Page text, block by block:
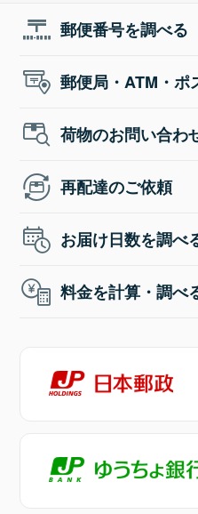
郵便番号を調べる
郵便局・ATM・ポ
荷物のお問い合わ
再配達のご依頼
お届け日数を調べ
料金を計算・調べ